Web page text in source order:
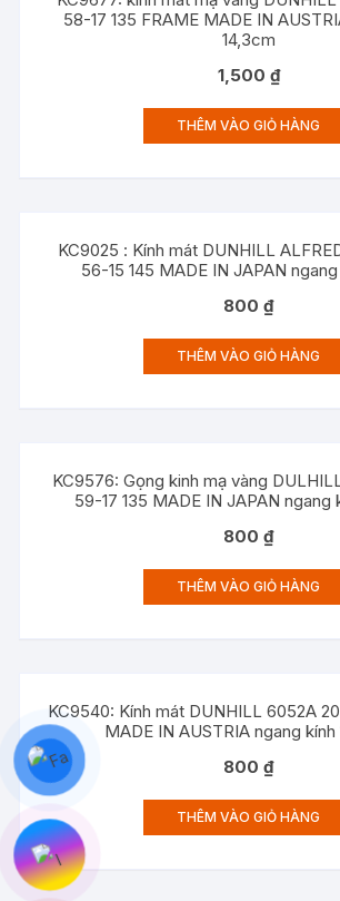
58-17 135 FRAME MADE IN
14,3cm
1,500 ₫
THÊM VÀO GIỎ HÀNG
KC9025 : Kính mát DUNHILL
56-15 145 MADE IN JAPAN
800₫
THÊM VÀO GIỎ HÀNG
KC9576: Gọng kinh mạ vàng
59-17 135 MADE IN JAPAN ngang
800₫
THÊM VÀO GIỎ HÀNG
KC9540: Kính mát DUNHILL 6052A
MADE IN AUSTRIA ngang kính
800₫
THÊM VÀO GIỎ HÀNG